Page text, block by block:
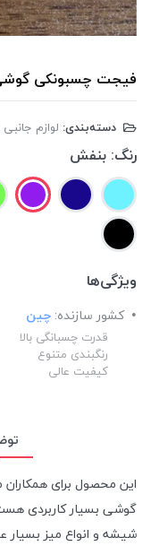
فیجت چسبونکی
دسته‌بندی: لوازم جانبی
رنگ: بنفش
ویژگی‌ها
کشور سازنده: چین
قدرت چسبانگی بالا
رنگبندی متنوع
کیفیت عالی
این محصول برای
گوشی بسیار کاربردی
شیشه و انواع میز